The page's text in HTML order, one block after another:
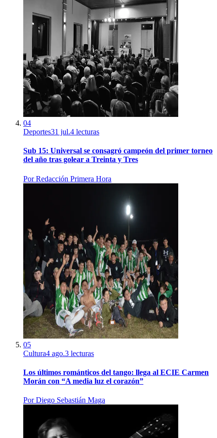
04
Deportes31 jul.4 lecturas
Sub 15: Universal se consagró campeón del primer torneo
del año tras golear a Treinta y Tres
PorRedacción Primera Hora
05
Cultura4 ago.3 lecturas
Los últimos románticos del tango: llega al ECIE Carmen
Morán con “A media luz el corazón”
PorDiego Sebastián Maga